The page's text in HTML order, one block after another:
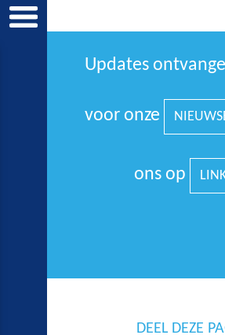
Updates
voor onze
ons op
DEEL DEZE